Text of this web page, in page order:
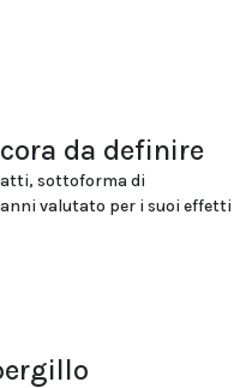
da definire
sottoforma di
valutato per i suoi effetti